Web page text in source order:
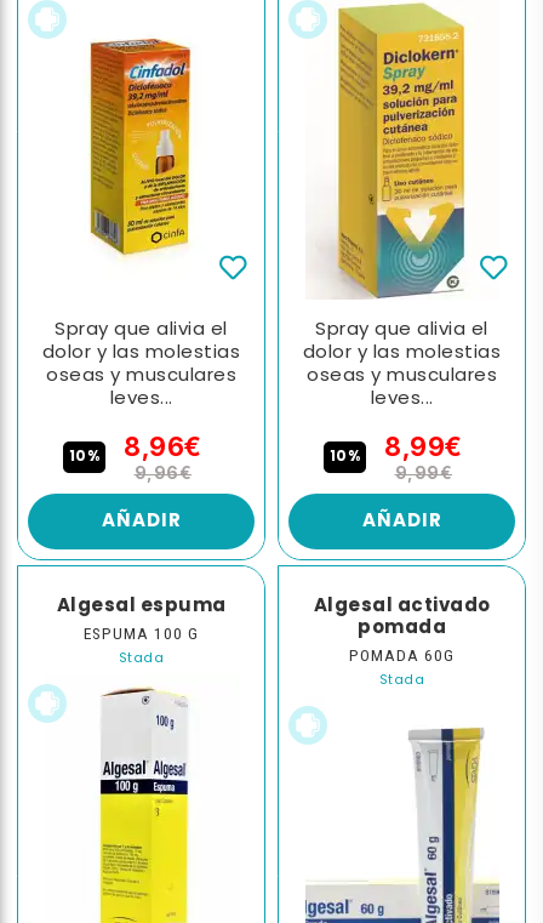
Spray que alivia el
dolor y las molestias
oseas y musculares
leves...
10% 8,96€
9,96€
AÑADIR
Spray que alivia el
dolor y las molestias
oseas y musculares
leves...
10% 8,99€
9,99€
AÑADIR
Algesal espuma
ESPUMA 100 G
Stada
Algesal activado
pomada
POMADA 60G
Stada